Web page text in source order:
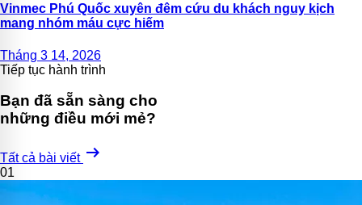
Vinmec Phú Quốc xuyên đêm cứu du khách nguy kịch
mang nhóm máu cực hiếm
Tháng 3 14, 2026
Tiếp tục hành trình
Bạn đã sẵn sàng cho
những điều mới mẻ?
Tất cả bài viết arrow_right_alt
01